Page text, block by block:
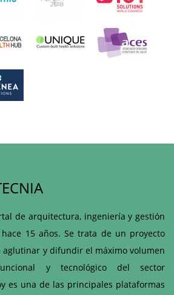
de arquitectura, ingeniería y gestión
15 años. Se trata de un proyecto
y difundir el máximo volumen
y tecnológico del sector
es una de las principales plataformas